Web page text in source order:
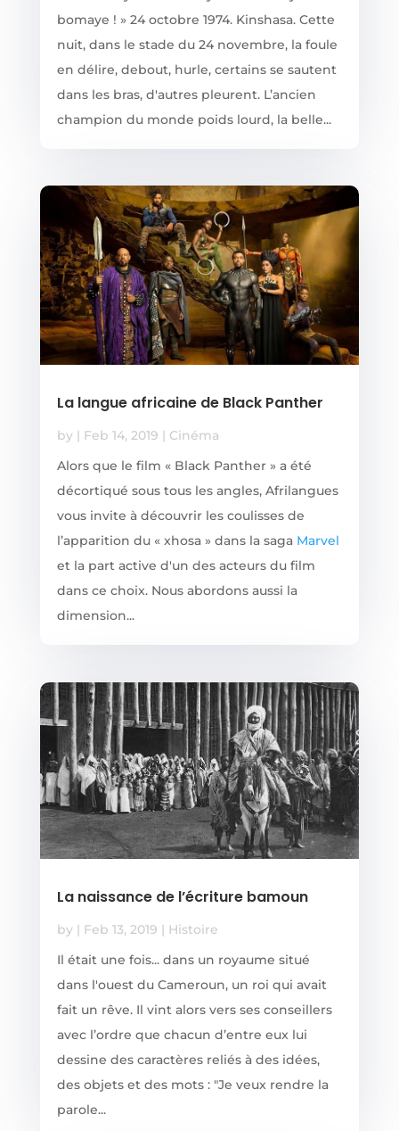
bomaye ! » 24 octobre 1974. Kinshasa. Cette
nuit, dans le stade du 24 novembre, la foule
en délire, debout, hurle, certains se sautent
dans les bras, d'autres pleurent. L’ancien
champion du monde poids lourd, la belle...
La langue africaine de Black Panther
by Feb 14, 2019
Cinéma
Alors que le film « Black Panther » a été
décortiqué sous tous les angles, Afrilangues
vous invite à découvrir les coulisses de
l’apparition du « xhosa » dans la saga Marvel
et la part active d'un des acteurs du film
dans ce choix. Nous abordons aussi la
dimension...
La naissance de l’écriture bamoun
by | Feb 13, 2019 | Histoire
Il était une fois... dans un royaume situé
dans l'ouest du Cameroun, un roi qui avait
fait un rêve. Il vint alors vers ses conseillers
avec l’ordre que chacun d’entre eux lui
dessine des caractères reliés à des idées,
des objets et des mots : "Je veux rendre la
parole...